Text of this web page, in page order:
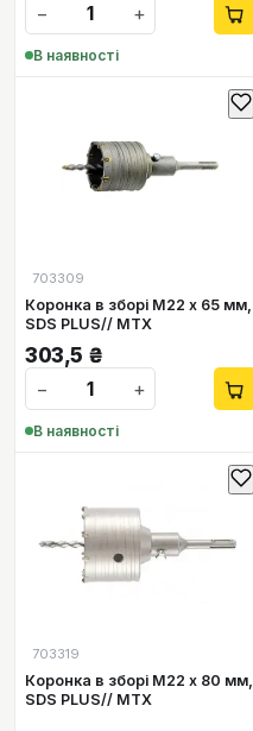
−
+
В наявності
703309
Коронка в зборі М22 х 65 мм,
SDS PLUS// MTX
303,5 ₴
−
+
В наявності
703319
Коронка в зборі М22 х 80 мм,
SDS PLUS// MTX